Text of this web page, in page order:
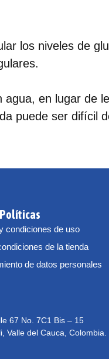
los niveles de
en lugar de
puede ser difícil
Políticas
condiciones de uso
de la tienda
de datos personales
67 No. 7C1 Bis – 15
Valle del Cauca, Colombia.